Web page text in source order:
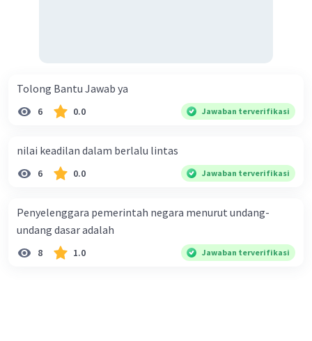
Tolong Bantu Jawab ya
6 0.0 Jawaban terverifikasi
nilai keadilan dalam berlalu lintas
6 0.0 Jawaban terverifikasi
Penyelenggara pemerintah negara menurut undang-
undang dasar adalah
8 1.0 Jawaban terverifikasi